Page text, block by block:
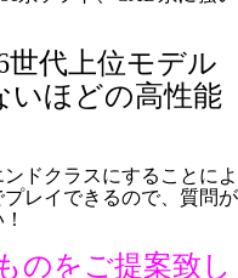
世代上位モデル
いほどの高性能
ドクラスにすることによ
レイできるので、質問が
のをご提案致し